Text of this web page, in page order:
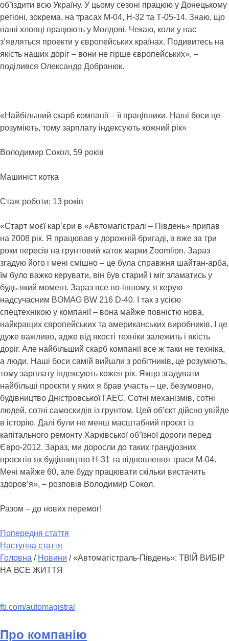
об’їздити всю Україну. У цьому сезоні працюю у Донецькому
регіоні, зокрема, на трасах М-04, Н-32 та Т-05-14. Знаю, що
наші хлопці працюють у Молдові. Чекаю, коли у нас
з’являться проекти у європейських країнах. Подивитесь на
якість наших доріг – вони не гірше європейських», –
поділився Олександр Добранюк.
«Найбільший скарб компанії – її працівники. Наші боси це
розуміють, тому зарплату індексують кожний рік»
Володимир Сокол, 59 років
Машиніст котка
Стаж роботи: 13 років
«Старт моєї кар’єри в «Автомагістралі – Південь» припав
на 2008 рік. Я працював у дорожній бригаді, а вже за три
роки пересів на грунтовий каток марки Zoomlion. Зараз
згадую його і мені смішно – це була справжня шайтан-арба,
їм було важко керувати, він був старий і міг зламатись у
будь-який момент. Зараз все по-іншому, я керую
надсучасним BOMAG BW 216 D-40. І так з усією
спецтехнікою у компанії – вона майже повністю нова,
найкращих європейських та американських виробників. І це
дуже важливо, адже від якості техніки залежить і якість
доріг. Але найбільший скарб компанії все ж таки не техніка,
а люди. Наші боси самій вийшли з робітників, це розуміють,
тому зарплату індексують кожен рік. Якщо згадувати
найбільші проєкти у яких я брав участь – це, безумовно,
будівництво Дністровської ГАЕС. Сотні механізмів, сотні
людей, сотні самоскидів із грунтом. Цей об’єкт дійсно увійде
в історію. Далі були не менш масштабний проєкт із
капітального ремонту Харківської об’їзної дороги перед
Євро-2012. Зараз, ми доросли до таких грандіозних
проєктів як будівництво Н-31 та відновлення траси М-04.
Мені майже 60, але буду працювати скільки вистачить
здоров’я», – розповів Володимир Сокол.
Разом – до нових перемог!
Попередня стаття
Наступна стаття
Головна / Новини / «Автомагістраль-Південь»: ТВІЙ ВИБІР
НА ВСЕ ЖИТТЯ
fb.com/automagistral
Про компанію